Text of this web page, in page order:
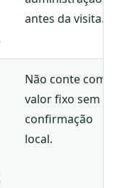
antes da visita.
Não conte com
valor fixo sem
confirmação
local.